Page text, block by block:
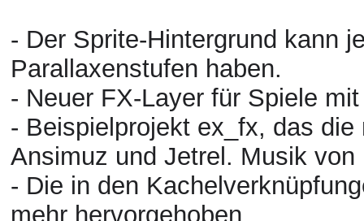
- Der Sprite-Hintergrund kann
Parallaxenstufen haben.
- Neuer FX-Layer für Spiele
- Beispielprojekt ex_fx, das
Ansimuz und Jetrel. Musik
- Die in den
mehr hervorgehoben.